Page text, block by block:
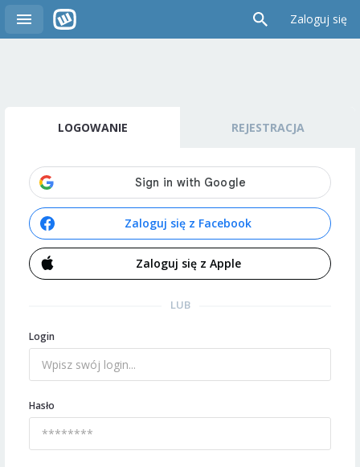
Zaloguj się
LOGOWANIE REJESTRACJA
Zaloguj się z Facebook
Zaloguj się z Apple
LUB
Login
Hasło